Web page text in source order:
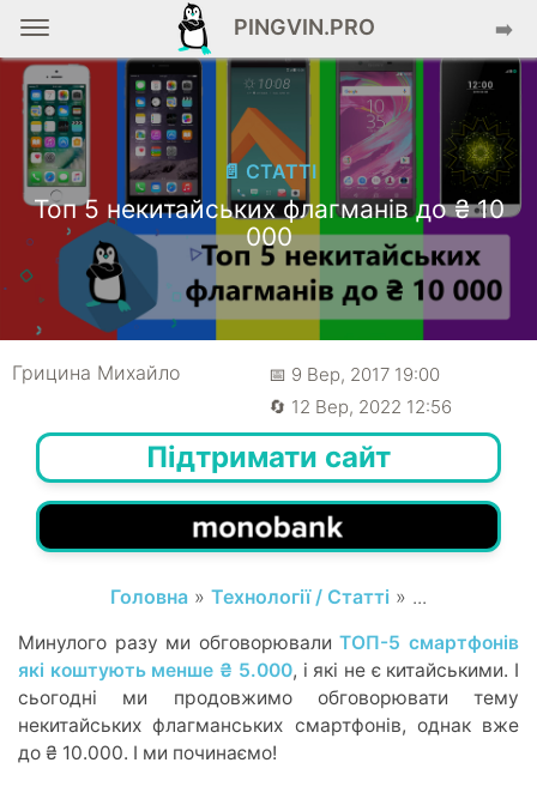
PINGVIN.PRO ➡️
📄 СТАТТІ
Топ 5 некитайських флагманів до ₴ 10
000
Грицина Михайло
📅 9 Вер, 2017 19:00
🔄 12 Вер, 2022 12:56
Підтримати сайт
Головна » Технології / Статті » ...
Минулого разу ми обговорювалиТОП-5 смартфонів
які коштують менше ₴ 5.000, і які не є китайськими. І
сьогодні ми продовжимо обговорювати тему
некитайських флагманських смартфонів, однак вже
до ₴ 10.000. І ми починаємо!